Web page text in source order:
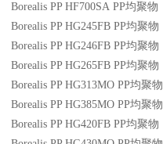
Borealis PP HF700SA PP均聚物
Borealis PP HG245FB PP均聚物
Borealis PP HG246FB PP均聚物
Borealis PP HG265FB PP均聚物
Borealis PP HG313MO PP均聚物
Borealis PP HG385MO PP均聚物
Borealis PP HG420FB PP均聚物